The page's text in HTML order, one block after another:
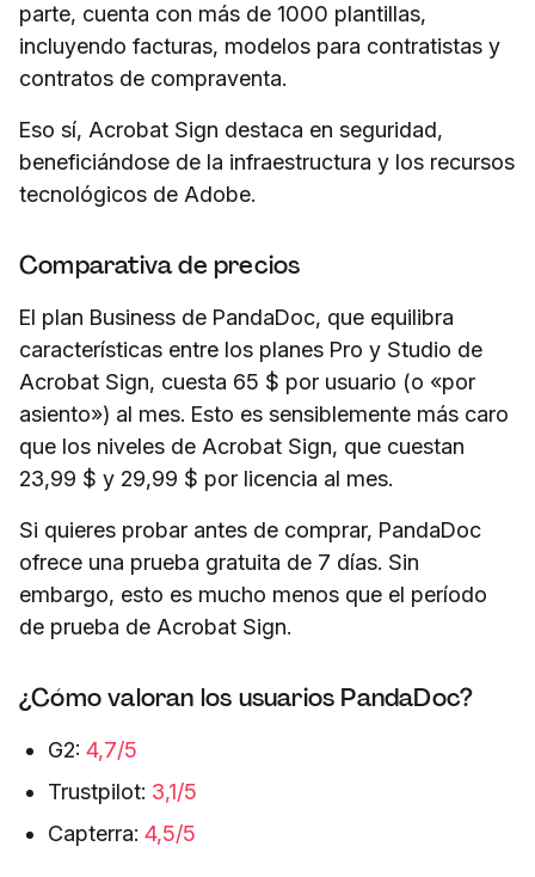
parte, cuenta con más de 1000 plantillas,
incluyendo facturas, modelos para contratistas y
contratos de compraventa.
Eso sí, Acrobat Sign destaca en seguridad,
beneficiándose de la infraestructura y los recursos
tecnológicos de Adobe.
Comparativa de precios
El plan Business de PandaDoc, que equilibra
características entre los planes Pro y Studio de
Acrobat Sign, cuesta 65 $ por usuario (o «por
asiento») al mes. Esto es sensiblemente más caro
que los niveles de Acrobat Sign, que cuestan
23,99 $ y 29,99 $ por licencia al mes.
Si quieres probar antes de comprar, PandaDoc
ofrece una prueba gratuita de 7 días. Sin
embargo, esto es mucho menos que el período
de prueba de Acrobat Sign.
¿Cómo valoran los usuarios PandaDoc?
G2: 4,7/5
Trustpilot: 3,1/5
Capterra: 4,5/5